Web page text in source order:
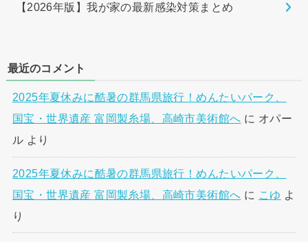
【2026年版】我が家の最新感染対策まとめ
最近のコメント
2025年夏休みに酷暑の群馬県旅行！めんたいパーク、
国宝・世界遺産 富岡製糸場、高崎市美術館へ に オパー
ル より
2025年夏休みに酷暑の群馬県旅行！めんたいパーク、
国宝・世界遺産 富岡製糸場、高崎市美術館へ に こゆ よ
り